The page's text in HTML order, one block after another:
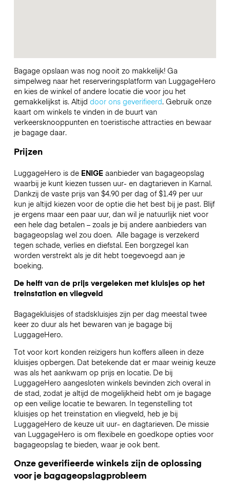
Bagage opslaan was nog nooit zo makkelijk! Ga
simpelweg naar het reserveringsplatform van LuggageHero
en kies de winkel of andere locatie die voor jou het
gemakkelijkst is. Altijd door ons geverifieerd. Gebruik onze
kaart om winkels te vinden in de buurt van
verkeersknooppunten en toeristische attracties en bewaar
je bagage daar.
Prijzen
LuggageHero is de ENIGEaanbieder van bagageopslag
waarbij je kunt kiezen tussen uur- en dagtarieven in Karnal.
Dankzij de vaste prijs van $4.90 per dag of $1.49 per uur
kun je altijd kiezen voor de optie die het best bij je past. Blijf
je ergens maar een paar uur, dan wil je natuurlijk niet voor
een hele dag betalen – zoals je bij andere aanbieders van
bagageopslag wel zou doen. Alle bagage is verzekerd
tegen schade, verlies en diefstal. Een borgzegel kan
worden verstrekt als je dit hebt toegevoegd aan je
boeking.
De helft van de prijs vergeleken met kluisjes op het
treinstation en vliegveld
Bagagekluisjes of stadskluisjes zijn per dag meestal twee
keer zo duur als het bewaren van je bagage bij
LuggageHero.
Tot voor kort konden reizigers hun koffers alleen in deze
kluisjes opbergen. Dat betekende dat er maar weinig keuze
was als het aankwam op prijs en locatie. De bij
LuggageHero aangesloten winkels bevinden zich overal in
de stad, zodat je altijd de mogelijkheid hebt om je bagage
op een veilige locatie te bewaren. In tegenstelling tot
kluisjes op het treinstation en vliegveld, heb je bij
LuggageHero de keuze uit uur- en dagtarieven. De missie
van LuggageHero is om flexibele en goedkope opties voor
bagageopslag te bieden, waar je ook bent.
Onze geverifieerde winkels zijn de oplossing
voor je bagageopslagprobleem